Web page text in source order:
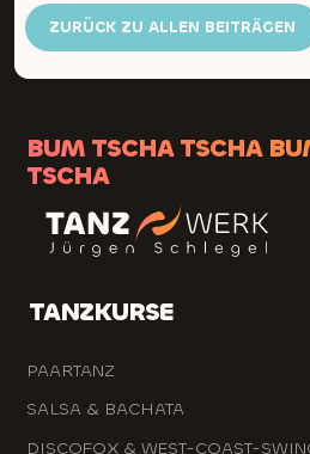
ZURÜCK ZU ALLEN BEITRÄGEN
BUM TSCHA TSCHA
TSCHA
TANZKURSE
PAARTANZ
SALSA & BACHATA
DISCOFOX & WEST-COAST-